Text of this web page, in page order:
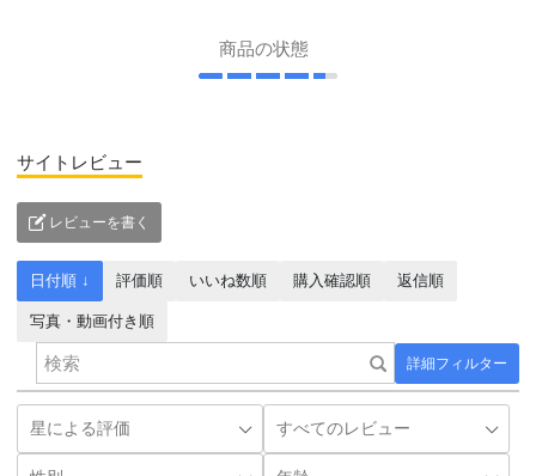
商品の状態
サイトレビュー
レビューを書く
詳細フィルター
日付順 ↓ 評価順 いいね数順 購入確認順 返信順
写真・動画付き順